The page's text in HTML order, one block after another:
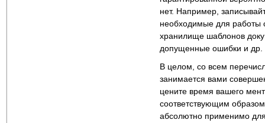
нет. Например,
необходимые для работы
хранилище шаблонов
допущенные ошибки и др.
В целом, со всем
занимается вами
цените время вашего
соответствующим
абсолютно применимо